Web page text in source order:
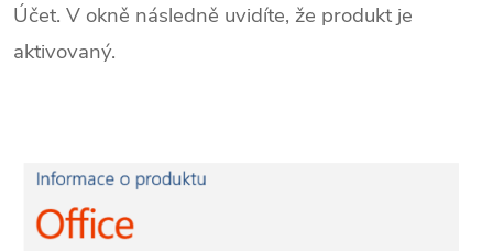
Účet. V okně následně uvidíte, že produkt je
aktivovaný.